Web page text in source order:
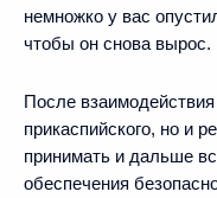
немножко у вас
чтобы он снова вырос.
После
прикаспийского, но и
принимать и дальше
обеспечения